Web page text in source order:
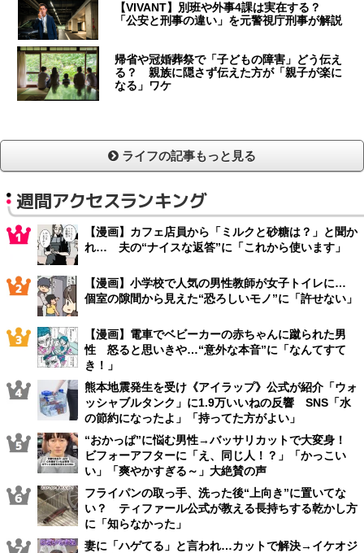
【VIVANT】別班や外事4課は実在する？
「公安と刑事の違い」を元警視庁刑事が解説
帰省や冠婚葬祭で「子どもの障害」どう伝え
る？ 親族に隠さず伝えた方が「親子が楽に
なる」ワケ
ライフの記事もっと見る
週間アクセスランキング
【漫画】カフェ店員から「ミルクと砂糖は？」と聞か
れ… 夫の“ナイスな返答”に「これから使います」
【漫画】小学校で人気の男性教師が女子トイレに…
個室の隙間から見えた“恐ろしいモノ”に「許せない」
【漫画】電車でベビーカーの赤ちゃんに蹴られた男
性 怒ると思いきや…“意外な本音”に「なんてすて
き！」
熊本地震発生を受け《アイラップ》公式が紹介「ウォ
ッシャブルタンク」に1.9万いいねの反響 SNS「水
の節約になったよ」「持ってた方がよい」
“おかっぱ”に悩む男性→バッサリカットで大変身！
ビフォーアフターに「え、同じ人！？」「かっこい
い」「爽やかすぎる～」大絶賛の声
フライパンの取っ手、洗った後“上向き”に置いてな
い？ ティファール公式が教える長持ちする乾かし方
に「知らなかった」
妻に「ハゲてる」と言われ…カットで解決→イケオジ